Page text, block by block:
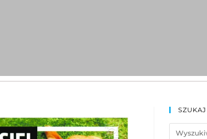
SZUKAJ